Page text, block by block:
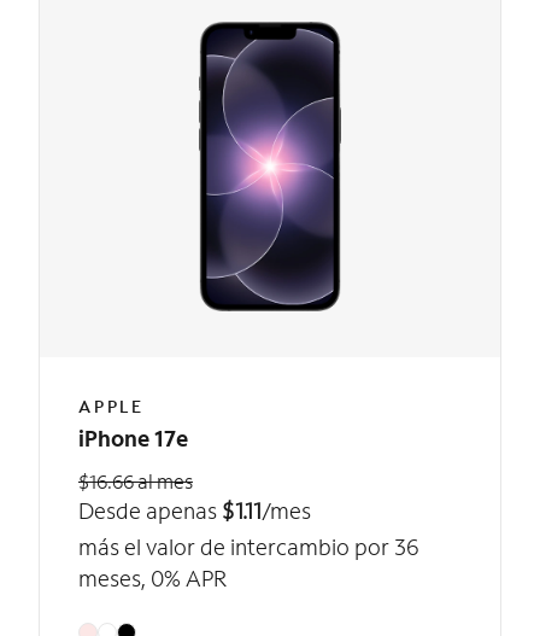
APPLE
iPhone 17e
$16.66 al mes
Desde apenas $1.11/mes
más el valor de intercambio por 36
meses, 0% APR